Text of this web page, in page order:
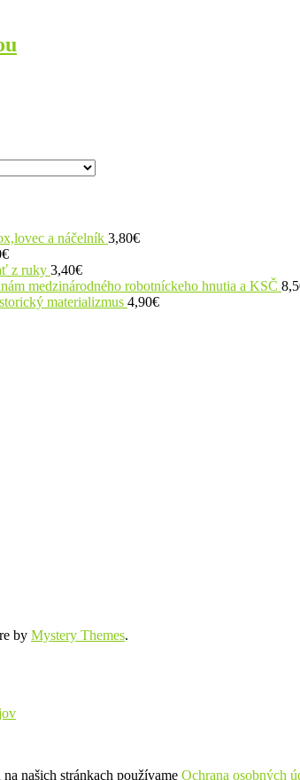
a náčelník 3,80€
€
z ruky 3,40€
medzinárodného robotníckeho hnutia a KSČ
materializmus 4,90€
by Mystery Themes.
našich stránkach používame Ochrana osobných